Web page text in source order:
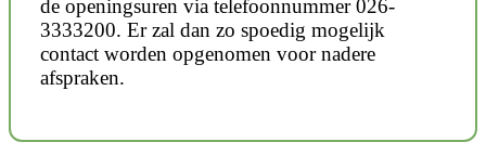
de openingsuren via telefoonnummer 026-
3333200. Er zal dan zo spoedig mogelijk
contact worden opgenomen voor nadere
afspraken.